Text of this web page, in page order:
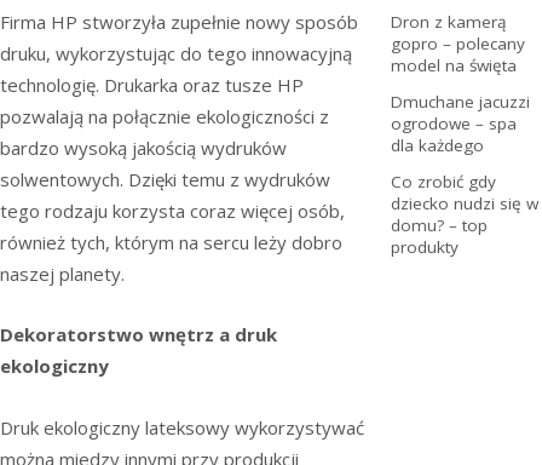
Firma HP stworzyła zupełnie nowy sposób
druku, wykorzystując do tego innowacyjną
technologię. Drukarka oraz tusze HP
pozwalają na połącznie ekologiczności z
bardzo wysoką jakością wydruków
solwentowych. Dzięki temu z wydruków
tego rodzaju korzysta coraz więcej osób,
również tych, którym na sercu leży dobro
naszej planety.
Dekoratorstwo wnętrz a druk
ekologiczny
Druk ekologiczny lateksowy wykorzystywać
można miedzy innymi przy produkcji
Dron z kamerą
gopro – polecany
model na święta
Dmuchane jacuzzi
ogrodowe – spa
dla każdego
Co zrobić gdy
dziecko nudzi się w
domu? – top
produkty